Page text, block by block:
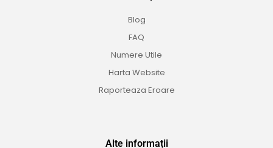
Blog
FAQ
Numere Utile
Harta Website
Raporteaza Eroare
Alte informații